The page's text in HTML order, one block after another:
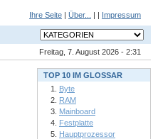
Ihre Seite | Über... | | Impressum
Freitag, 7. August 2026 - 2:31
TOP 10 IM GLOSSAR
Byte
RAM
Mainboard
Festplatte
Hauptprozessor